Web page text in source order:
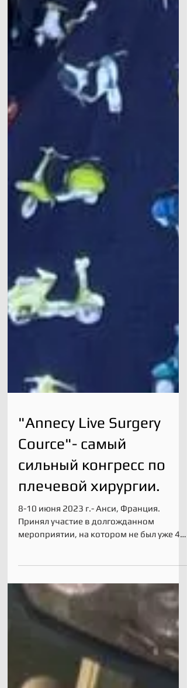
"Annecy Live Surgery
Cource"- самый
сильный конгресс по
плечевой хирургии.
8-10 июня 2023 г.- Анси, Франция.
Принял участие в долгожданном
года. Конгресс в Анси всегда был...